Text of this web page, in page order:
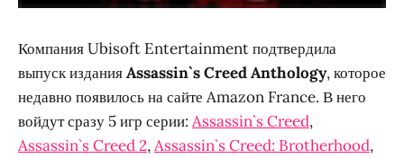
Компания Ubisoft Entertainment подтвердила
выпуск изданияAssassin`s Creed Anthology, которое
недавно появилось на сайте Amazon France. В него
войдут сразу 5 игр серии: Assassin`s Creed,
Assassin`s Creed 2,Assassin`s Creed: Brotherhood,